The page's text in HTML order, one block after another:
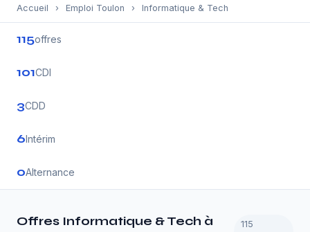
Accueil › Emploi Toulon › Informatique & Tech
115offres
101CDI
3CDD
6Intérim
0Alternance
Offres Informatique & Tech à
115